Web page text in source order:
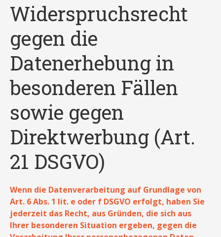
Widerspruchsrecht
gegen die
Datenerhebung in
besonderen Fällen
sowie gegen
Direktwerbung (Art.
21 DSGVO)
Wenn die Datenverarbeitung auf Grundlage von
Art. 6 Abs. 1 lit. e oder f DSGVO erfolgt, haben Sie
jederzeit das Recht, aus Gründen, die sich aus
Ihrer besonderen Situation ergeben, gegen die